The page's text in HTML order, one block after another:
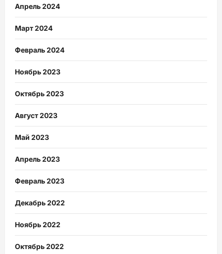
Апрель 2024
Март 2024
Февраль 2024
Ноябрь 2023
Октябрь 2023
Август 2023
Май 2023
Апрель 2023
Февраль 2023
Декабрь 2022
Ноябрь 2022
Октябрь 2022